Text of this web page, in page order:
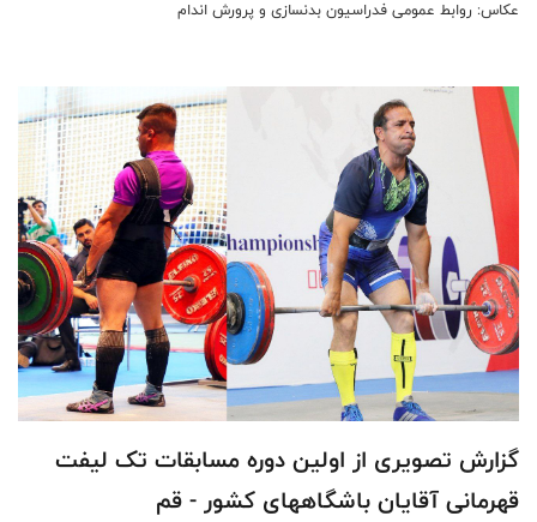
عکاس: روابط عمومی فدراسیون بدنسازی و پرورش اندام
گزارش تصویری از اولین دوره مسابقات تک لیفت
قهرمانی آقایان باشگاههای کشور - قم